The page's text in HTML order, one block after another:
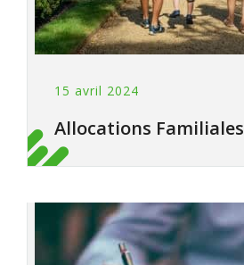
15 avril 2024
Allocations Familiales